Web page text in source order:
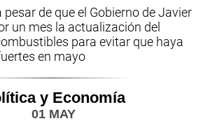
pesar de que el Gobierno de Javier
un mes la actualización del
para evitar que haya
en mayo
y Economía
01 MAY